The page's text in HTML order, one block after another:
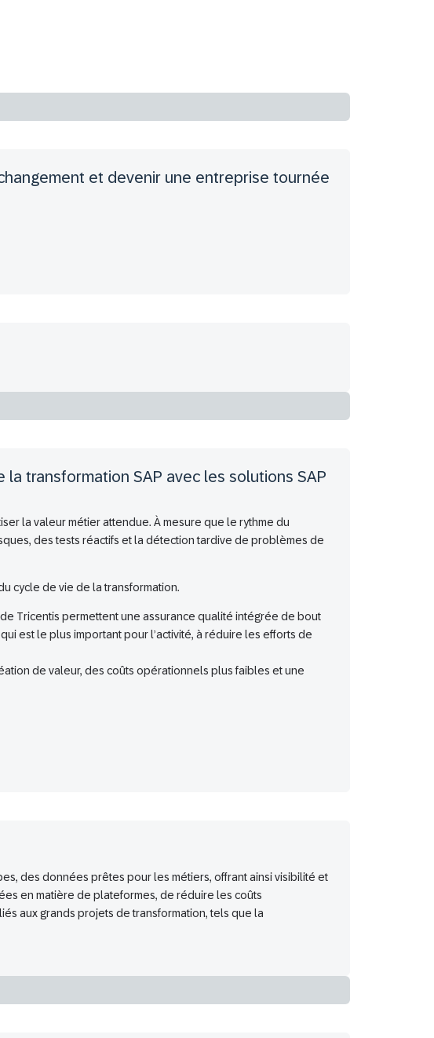
et devenir une entreprise tournée
transformation SAP avec les solutions SAP
la valeur métier attendue. À mesure que le rythme du
des tests réactifs et la détection tardive de problèmes de
cycle de vie de la transformation.
Tricentis permettent une assurance qualité intégrée de bout
est le plus important pour l’activité, à réduire les efforts de
de valeur, des coûts opérationnels plus faibles et une
des données prêtes pour les métiers, offrant ainsi visibilité et
en matière de plateformes, de réduire les coûts
aux grands projets de transformation, tels que la